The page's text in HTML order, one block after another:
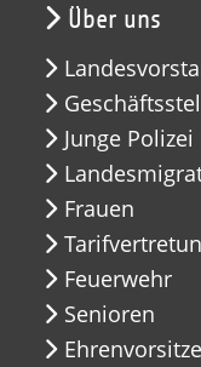
Über uns
Junge Polizei
Frauen
Feuerwehr
Senioren